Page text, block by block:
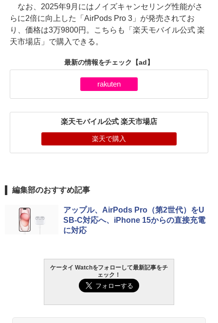
なお、2025年9月にはノイズキャンセリング性能がさ
らに2倍に向上した「AirPods Pro 3」が発売されてお
り、価格は3万9800円。こちらも「楽天モバイル公式 楽
天市場店」で購入できる。
最新の情報をチェック 【ad】
rakuten
楽天モバイル公式 楽天市場店
楽天で購入
編集部のおすすめ記事
アップル、AirPods Pro（第2世代）をU
SB-C対応へ、iPhone 15からの直接充電
に対応
ケータイ Watchをフォローして最新記事をチ
ェック！